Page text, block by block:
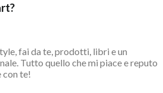
fai da te, prodotti, libri e un
Tutto quello che mi piace e reputo
con te!